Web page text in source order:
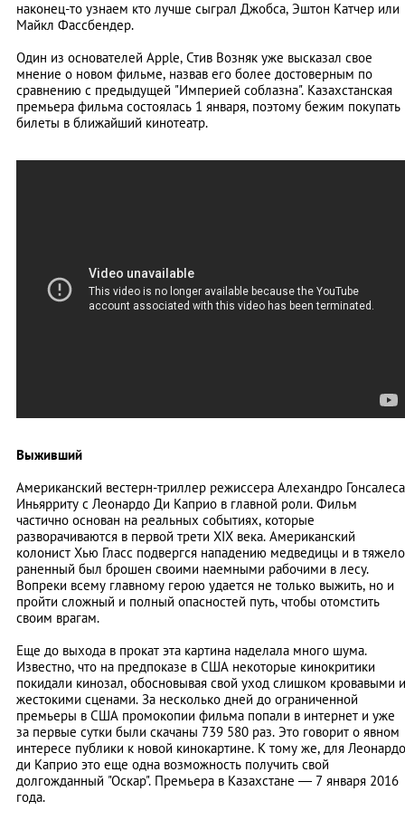
наконец-то узнаем кто лучше сыграл Джобса, Эштон Катчер или
Майкл Фассбендер.
Один из основателей Apple, Стив Возняк уже высказал свое
мнение о новом фильме, назвав его более достоверным по
сравнению с предыдущей "Империей соблазна". Казахстанская
премьера фильма состоялась 1 января, поэтому бежим покупать
билеты в ближайший кинотеатр.
Выживший
Американский вестерн-триллер режиссера Алехандро Гонсалеса
Иньярриту с Леонардо Ди Каприо в главной роли. Фильм
частично основан на реальных событиях, которые
разворачиваются в первой трети XIX века. Американский
колонист Хью Гласс подвергся нападению медведицы и в тяжело
раненный был брошен своими наемными рабочими в лесу.
Вопреки всему главному герою удается не только выжить, но и
пройти сложный и полный опасностей путь, чтобы отомстить
своим врагам.
Еще до выхода в прокат эта картина наделала много шума.
Известно, что на предпоказе в США некоторые кинокритики
покидали кинозал, обосновывая свой уход слишком кровавыми и
жестокими сценами. За несколько дней до ограниченной
премьеры в США промокопии фильма попали в интернет и уже
за первые сутки были скачаны 739 580 раз. Это говорит о явном
интересе публики к новой кинокартине. К тому же, для Леонардо
ди Каприо это еще одна возможность получить свой
долгожданный "Оскар". Премьера в Казахстане — 7 января 2016
года.